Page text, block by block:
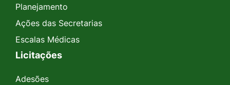
Planejamento
Ações das Secretarias
Escalas Médicas
Licitações
Adesões